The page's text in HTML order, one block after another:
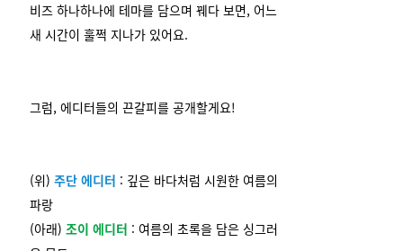
비즈 하나하나에 테마를 담으며 꿰다 보면, 어느
새 시간이 훌쩍 지나가 있어요.
그럼, 에디터들의 끈갈피를 공개할게요!
(위) 주단 에디터 : 깊은 바다처럼 시원한 여름의
파랑
(아래) 조이 에디터 : 여름의 초록을 담은 싱그러